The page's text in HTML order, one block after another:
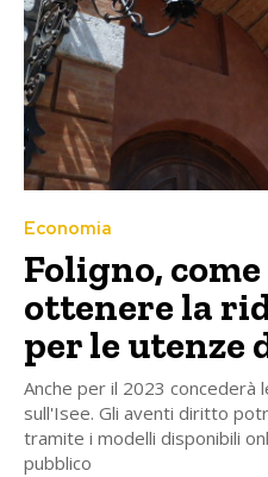
Economia
Foligno,
ottenere la
per le utenze
Anche per il 2023 concederà
sull'Isee. Gli aventi diritto
tramite i modelli disponibili
pubblico